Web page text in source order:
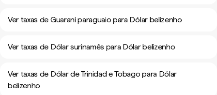
Ver taxas de Guarani paraguaio para Dólar belizenho
Ver taxas de Dólar surinamês para Dólar belizenho
Ver taxas de Dólar de Trinidad e Tobago para Dólar
belizenho